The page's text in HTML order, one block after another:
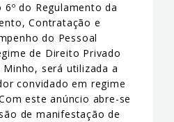
do Regulamento da
Contratação e
do Pessoal
de Direito Privado
será utilizada a
convidado em regime
este anúncio abre-se
de manifestação de